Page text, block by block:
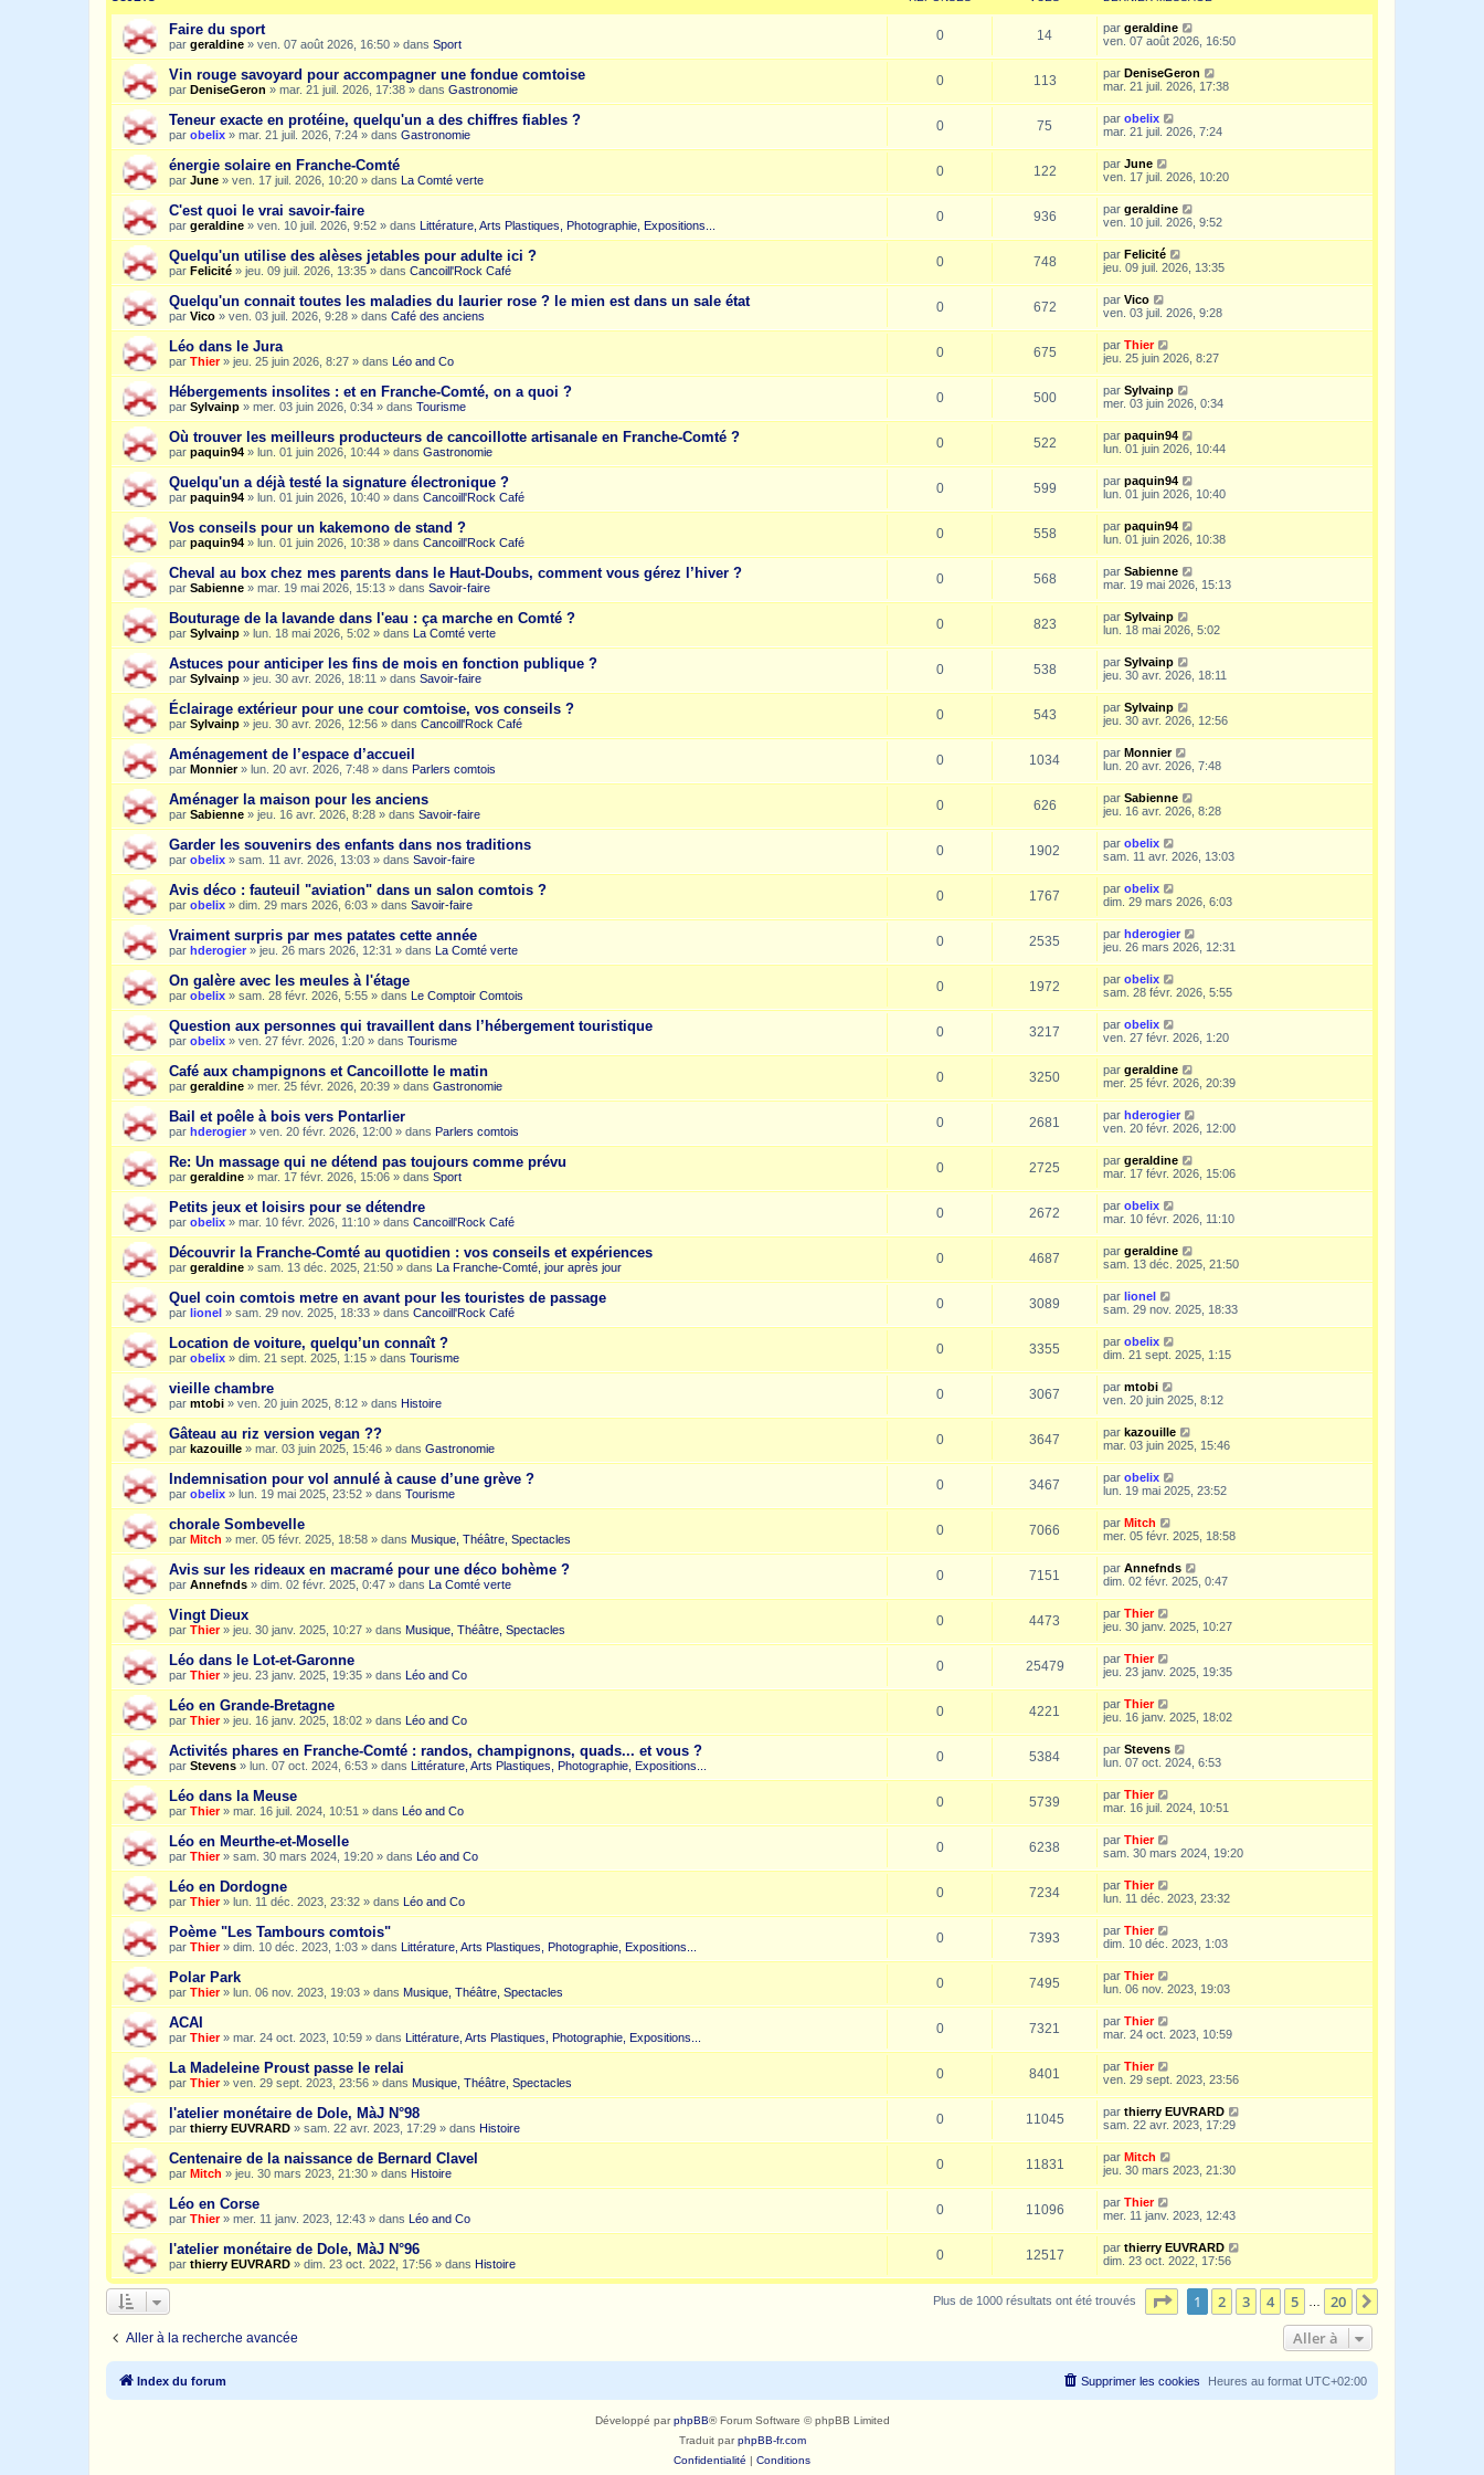
Faire du sport
par geraldine » ven. 07 août 2026, 16:50 » dans Sport
0 14 par geraldine
ven. 07 août 2026, 16:50
Vin rouge savoyard pour accompagner une fondue comtoise
par DeniseGeron » mar. 21 juil. 2026, 17:38 » dans Gastronomie
0 113 par DeniseGeron
mar. 21 juil. 2026, 17:38
Teneur exacte en protéine, quelqu'un a des chiffres fiables ?
par obelix » mar. 21 juil. 2026, 7:24 » dans Gastronomie
0 75 par obelix
mar. 21 juil. 2026, 7:24
énergie solaire en Franche-Comté
par June » ven. 17 juil. 2026, 10:20 » dans La Comté verte
0 122 par June
ven. 17 juil. 2026, 10:20
C'est quoi le vrai savoir-faire
par geraldine » ven. 10 juil. 2026, 9:52 » dans Littérature, Arts Plastiques, Photographie, Expositions...
0 936 par geraldine
ven. 10 juil. 2026, 9:52
Quelqu'un utilise des alèses jetables pour adulte ici ?
par Felicité » jeu. 09 juil. 2026, 13:35 » dans Cancoill'Rock Café
0 748 par Felicité
jeu. 09 juil. 2026, 13:35
Quelqu'un connait toutes les maladies du laurier rose ? le mien est dans un sale état
par Vico » ven. 03 juil. 2026, 9:28 » dans Café des anciens
0 672 par Vico
ven. 03 juil. 2026, 9:28
Léo dans le Jura
par Thier» jeu. 25 juin 2026, 8:27 » dans Léo and Co
0 675 par Thier
jeu. 25 juin 2026, 8:27
Hébergements insolites : et en Franche-Comté, on a quoi ?
par Sylvainp » mer. 03 juin 2026, 0:34 » dans Tourisme
0 500 par Sylvainp
mer. 03 juin 2026, 0:34
Où trouver les meilleurs producteurs de cancoillotte artisanale en Franche-Comté ?
par paquin94 » lun. 01 juin 2026, 10:44 » dans Gastronomie
0 522 par paquin94
lun. 01 juin 2026, 10:44
Quelqu'un a déjà testé la signature électronique ?
par paquin94 » lun. 01 juin 2026, 10:40 » dans Cancoill'Rock Café
0 599 par paquin94
lun. 01 juin 2026, 10:40
Vos conseils pour un kakemono de stand ?
par paquin94 » lun. 01 juin 2026, 10:38 » dans Cancoill'Rock Café
0 558 par paquin94
lun. 01 juin 2026, 10:38
Cheval au box chez mes parents dans le Haut-Doubs, comment vous gérez l’hiver ?
par Sabienne » mar. 19 mai 2026, 15:13 » dans Savoir-faire
0 568 par Sabienne
mar. 19 mai 2026, 15:13
Bouturage de la lavande dans l'eau : ça marche en Comté ?
par Sylvainp » lun. 18 mai 2026, 5:02 » dans La Comté verte
0 823 par Sylvainp
lun. 18 mai 2026, 5:02
Astuces pour anticiper les fins de mois en fonction publique ?
par Sylvainp » jeu. 30 avr. 2026, 18:11 » dans Savoir-faire
0 538 par Sylvainp
jeu. 30 avr. 2026, 18:11
Éclairage extérieur pour une cour comtoise, vos conseils ?
par Sylvainp » jeu. 30 avr. 2026, 12:56 » dans Cancoill'Rock Café
0 543 par Sylvainp
jeu. 30 avr. 2026, 12:56
Aménagement de l’espace d’accueil
par Monnier» lun. 20 avr. 2026, 7:48 » dans Parlers comtois
0 1034 par Monnier
lun. 20 avr. 2026, 7:48
Aménager la maison pour les anciens
par Sabienne » jeu. 16 avr. 2026, 8:28 » dans Savoir-faire
0 626 par Sabienne
jeu. 16 avr. 2026, 8:28
Garder les souvenirs des enfants dans nos traditions
par obelix » sam. 11 avr. 2026, 13:03 » dans Savoir-faire
0 1902 par obelix
sam. 11 avr. 2026, 13:03
Avis déco : fauteuil "aviation" dans un salon comtois ?
par obelix » dim. 29 mars 2026, 6:03 » dans Savoir-faire
0 1767 par obelix
dim. 29 mars 2026, 6:03
Vraiment surpris par mes patates cette année
par hderogier » jeu. 26 mars 2026, 12:31 » dans La Comté verte
0 2535 par hderogier
jeu. 26 mars 2026, 12:31
On galère avec les meules à l'étage
par obelix » sam. 28 févr. 2026, 5:55 » dans Le Comptoir Comtois
0 1972 par obelix
sam. 28 févr. 2026, 5:55
Question aux personnes qui travaillent dans l’hébergement touristique
par obelix » ven. 27 févr. 2026, 1:20 » dans Tourisme
0 3217 par obelix
ven. 27 févr. 2026, 1:20
Café aux champignons et Cancoillotte le matin
par geraldine » mer. 25 févr. 2026, 20:39 » dans Gastronomie
0 3250 par geraldine
mer. 25 févr. 2026, 20:39
Bail et poêle à bois vers Pontarlier
par hderogier » ven. 20 févr. 2026, 12:00 » dans Parlers comtois
0 2681 par hderogier
ven. 20 févr. 2026, 12:00
Re: Un massage qui ne détend pas toujours comme prévu
par geraldine » mar. 17 févr. 2026, 15:06 » dans Sport
0 2725 par geraldine
mar. 17 févr. 2026, 15:06
Petits jeux et loisirs pour se détendre
par obelix » mar. 10 févr. 2026, 11:10 » dans Cancoill'Rock Café
0 2672 par obelix
mar. 10 févr. 2026, 11:10
Découvrir la Franche-Comté au quotidien : vos conseils et expériences
par geraldine » sam. 13 déc. 2025, 21:50 » dans La Franche-Comté, jour après jour
0 4687 par geraldine
sam. 13 déc. 2025, 21:50
Quel coin comtois metre en avant pour les touristes de passage
par lionel » sam. 29 nov. 2025, 18:33 » dans Cancoill'Rock Café
0 3089 par lionel
sam. 29 nov. 2025, 18:33
Location de voiture, quelqu’un connaît ?
par obelix » dim. 21 sept. 2025, 1:15 » dans Tourisme
0 3355 par obelix
dim. 21 sept. 2025, 1:15
vieille chambre
par mtobi » ven. 20 juin 2025, 8:12 » dans Histoire
0 3067 par mtobi
ven. 20 juin 2025, 8:12
Gâteau au riz version vegan ??
par kazouille » mar. 03 juin 2025, 15:46 » dans Gastronomie
0 3647 par kazouille
mar. 03 juin 2025, 15:46
Indemnisation pour vol annulé à cause d’une grève ?
par obelix » lun. 19 mai 2025, 23:52 » dans Tourisme
0 3467 par obelix
lun. 19 mai 2025, 23:52
chorale Sombevelle
par Mitch » mer. 05 févr. 2025, 18:58 » dans Musique, Théâtre, Spectacles
0 7066 par Mitch
mer. 05 févr. 2025, 18:58
Avis sur les rideaux en macramé pour une déco bohème ?
par Annefnds » dim. 02 févr. 2025, 0:47 » dans La Comté verte
0 7151 par Annefnds
dim. 02 févr. 2025, 0:47
Vingt Dieux
par Thier» jeu. 30 janv. 2025, 10:27 » dans Musique, Théâtre, Spectacles
0 4473 par Thier
jeu. 30 janv. 2025, 10:27
Léo dans le Lot-et-Garonne
par Thier» jeu. 23 janv. 2025, 19:35 » dans Léo and Co
0 25479 par Thier
jeu. 23 janv. 2025, 19:35
Léo en Grande-Bretagne
par Thier» jeu. 16 janv. 2025, 18:02 » dans Léo and Co
0 4221 par Thier
jeu. 16 janv. 2025, 18:02
Activités phares en Franche-Comté : randos, champignons, quads... et vous ?
par Stevens » lun. 07 oct. 2024, 6:53 » dans Littérature, Arts Plastiques, Photographie, Expositions...
0 5384 par Stevens
lun. 07 oct. 2024, 6:53
Léo dans la Meuse
par Thier» mar. 16 juil. 2024, 10:51 » dans Léo and Co
0 5739 par Thier
mar. 16 juil. 2024, 10:51
Léo en Meurthe-et-Moselle
par Thier» sam. 30 mars 2024, 19:20 » dans Léo and Co
0 6238 par Thier
sam. 30 mars 2024, 19:20
Léo en Dordogne
par Thier» lun. 11 déc. 2023, 23:32 » dans Léo and Co
0 7234 par Thier
lun. 11 déc. 2023, 23:32
Poème "Les Tambours comtois"
par Thier» dim. 10 déc. 2023, 1:03 » dans Littérature, Arts Plastiques, Photographie, Expositions...
0 7393 par Thier
dim. 10 déc. 2023, 1:03
Polar Park
par Thier» lun. 06 nov. 2023, 19:03 » dans Musique, Théâtre, Spectacles
0 7495 par Thier
lun. 06 nov. 2023, 19:03
ACAI
par Thier» mar. 24 oct. 2023, 10:59 » dans Littérature, Arts Plastiques, Photographie, Expositions...
0 7321 par Thier
mar. 24 oct. 2023, 10:59
La Madeleine Proust passe le relai
par Thier» ven. 29 sept. 2023, 23:56 » dans Musique, Théâtre, Spectacles
0 8401 par Thier
ven. 29 sept. 2023, 23:56
l'atelier monétaire de Dole, MàJ N°98
par thierry EUVRARD » sam. 22 avr. 2023, 17:29 » dans Histoire
0 11045 par thierry EUVRARD
sam. 22 avr. 2023, 17:29
Centenaire de la naissance de Bernard Clavel
par Mitch » jeu. 30 mars 2023, 21:30 » dans Histoire
0 11831 par Mitch
jeu. 30 mars 2023, 21:30
Léo en Corse
par Thier» mer. 11 janv. 2023, 12:43 » dans Léo and Co
0 11096 par Thier
mer. 11 janv. 2023, 12:43
l'atelier monétaire de Dole, MàJ N°96
par thierry EUVRARD » dim. 23 oct. 2022, 17:56 » dans Histoire
0 12517 par thierry EUVRARD
dim. 23 oct. 2022, 17:56
Plus de 1000 résultats ont été trouvés Page sur20
1 2 3 4 5 20
Aller à la recherche avancée Aller à
Index du forum Heures au format UTC+02:00
Supprimer les cookies
Développé parphpBB® Forum Software © phpBB Limited
Traduit parphpBB-fr.com
Confidentialité | Conditions